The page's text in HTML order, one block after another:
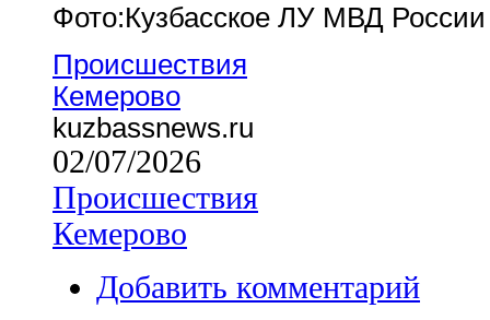
Фото:Кузбасское ЛУ МВД
Происшествия
Кемерово
kuzbassnews.ru
02/07/2026
Происшествия
Кемерово
Добавить комментарий